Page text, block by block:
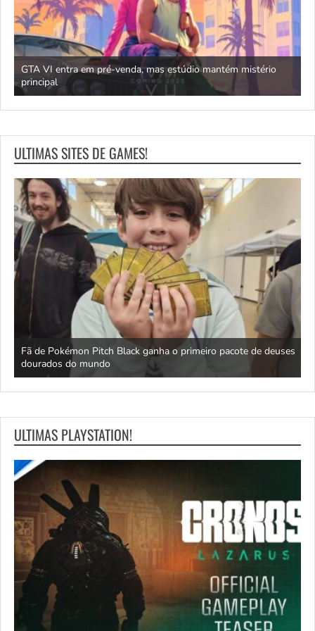
GTA VI entra em pré-venda, mas estúdio mantém mistério
principal
ULTIMAS SITES DE GAMES!
Fã de Pokémon Pitch Black ganha o primeiro pacote de deuses
dourados do mundo
ULTIMAS PLAYSTATION!